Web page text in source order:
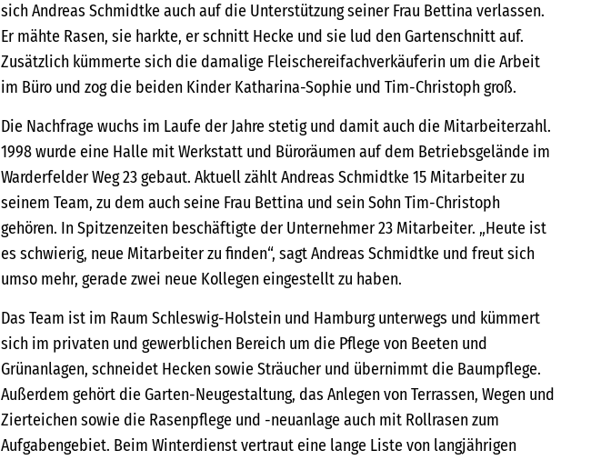
sich Andreas Schmidtke auch auf die Unterstützung seiner Frau Bettina verlassen.
Er mähte Rasen, sie harkte, er schnitt Hecke und sie lud den Gartenschnitt auf.
Zusätzlich kümmerte sich die damalige Fleischereifachverkäuferin um die Arbeit
im Büro und zog die beiden Kinder Katharina-Sophie und Tim-Christoph groß.
Die Nachfrage wuchs im Laufe der Jahre stetig und damit auch die Mitarbeiterzahl.
1998 wurde eine Halle mit Werkstatt und Büroräumen auf dem Betriebsgelände im
Warderfelder Weg 23 gebaut. Aktuell zählt Andreas Schmidtke 15 Mitarbeiter zu
seinem Team, zu dem auch seine Frau Bettina und sein Sohn Tim-Christoph
gehören. In Spitzenzeiten beschäftigte der Unternehmer 23 Mitarbeiter. „Heute ist
es schwierig, neue Mitarbeiter zu finden“, sagt Andreas Schmidtke und freut sich
umso mehr, gerade zwei neue Kollegen eingestellt zu haben.
Das Team ist im Raum Schleswig-Holstein und Hamburg unterwegs und kümmert
sich im privaten und gewerblichen Bereich um die Pflege von Beeten und
Grünanlagen, schneidet Hecken sowie Sträucher und übernimmt die Baumpflege.
Außerdem gehört die Garten-Neugestaltung, das Anlegen von Terrassen, Wegen und
Zierteichen sowie die Rasenpflege und -neuanlage auch mit Rollrasen zum
Aufgabengebiet. Beim Winterdienst vertraut eine lange Liste von langjährigen